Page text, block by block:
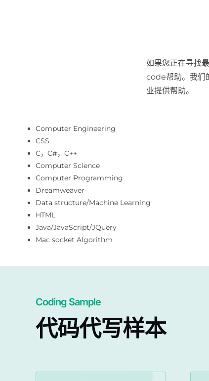
如果您正在寻找
code帮助。我们
业提供帮助。
Computer Engineering
CSS
C，C#，C++
Computer Science
Computer Programming
Dreamweaver
Data structure/Machine Learning
HTML
Java/JavaScript/JQuery
Mac socket Algorithm
Coding Sample
代码代写样本